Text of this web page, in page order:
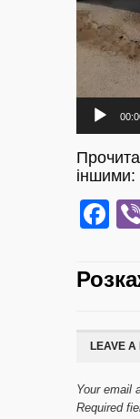
іншими:
LEAVE A
Your email
Required